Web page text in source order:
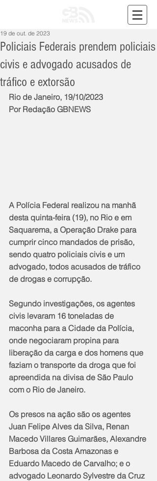
Policiais Federais prendem policiais
civis e advogado acusados de
tráfico e extorsão
19 de out. de 2023
Rio de Janeiro, 19/10/2023
Por Redação GBNEWS
A Polícia Federal realizou na manhã
desta quinta-feira (19), no Rio e em
Saquarema, a Operação Drake para
cumprir cinco mandados de prisão,
sendo quatro policiais civis e um
advogado, todos acusados de tráfico
de drogas e corrupção.
Segundo investigações, os agentes
civis levaram 16 toneladas de
maconha para a Cidade da Polícia,
onde negociaram propina para
liberação da carga e dos homens que
faziam o transporte da droga que foi
apreendida na divisa de São Paulo
com o Rio de Janeiro.
Os presos na ação são os agentes
Juan Felipe Alves da Silva, Renan
Macedo Villares Guimarães, Alexandre
Barbosa da Costa Amazonas e
Eduardo Macedo de Carvalho; e o
advogado Leonardo Sylvestre da Cruz